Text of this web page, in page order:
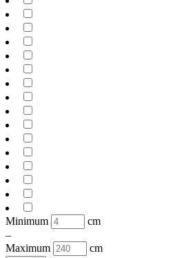
Minimum
cm
–
Maximum
cm